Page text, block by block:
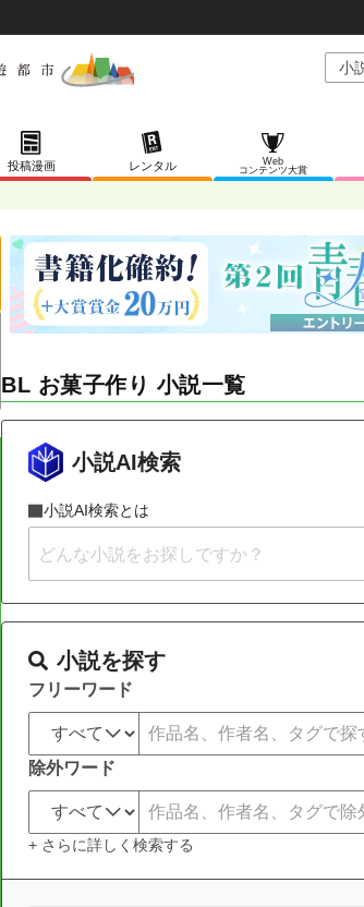
投稿漫画 レンタル
Web
コンテンツ大賞
BL お菓子作り 小説一覧
小説AI検索
小説AI検索とは
小説を探す
フリーワード
除外ワード
+ さらに詳しく検索する